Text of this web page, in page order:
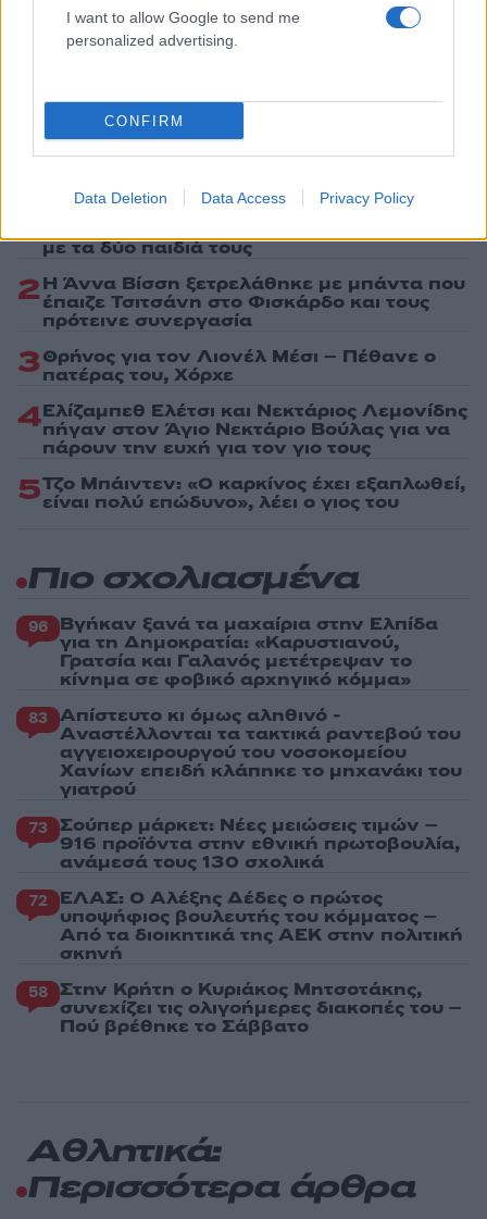
I want to allow Google to send me
personalized advertising.
CONFIRM
Data Deletion Data Access Privacy Policy
τελευταία νέατης ημέρας
Πιο δημοφιλή
Κωνσταντίνος Αργυρός και Αλεξάνδρα
με τα δύο παιδιά τους
2Η Άννα Βίσση ξετρελάθηκε με μπάντα που
έπαιζε Τσιτσάνη στο Φισκάρδο και τους
πρότεινε συνεργασία
3Θρήνος για τον Λιονέλ Μέσι – Πέθανε ο
πατέρας του, Χόρχε
4Ελίζαμπεθ Ελέτσι και Νεκτάριος Λεμονίδης
πήγαν στον Άγιο Νεκτάριο Βούλας για να
πάρουν την ευχή για τον γιο τους
5Τζο Μπάιντεν: «Ο καρκίνος έχει εξαπλωθεί,
είναι πολύ επώδυνο», λέει ο γιος του
Πιο σχολιασμένα
96 Βγήκαν ξανά τα μαχαίρια στην Ελπίδα
για τη Δημοκρατία: «Καρυστιανού,
Γρατσία και Γαλανός μετέτρεψαν το
κίνημα σε φοβικό αρχηγικό κόμμα»
83 Απίστευτο κι όμως αληθινό -
Aναστέλλονται τα τακτικά ραντεβού του
αγγειοχειρουργού του νοσοκομείου
Χανίων επειδή κλάπηκε το μηχανάκι του
γιατρού
73 Σούπερ μάρκετ: Νέες μειώσεις τιμών –
916 προϊόντα στην εθνική πρωτοβουλία,
ανάμεσά τους 130 σχολικά
72 ΕΛΑΣ: Ο Αλέξης Δέδες ο πρώτος
υποψήφιος βουλευτής του κόμματος –
Από τα διοικητικά της ΑΕΚ στην πολιτική
σκηνή
58 Στην Κρήτη ο Κυριάκος Μητσοτάκης,
συνεχίζει τις ολιγοήμερες διακοπές του –
Πού βρέθηκε το Σάββατο
Αθλητικά:
Περισσότερα άρθρα